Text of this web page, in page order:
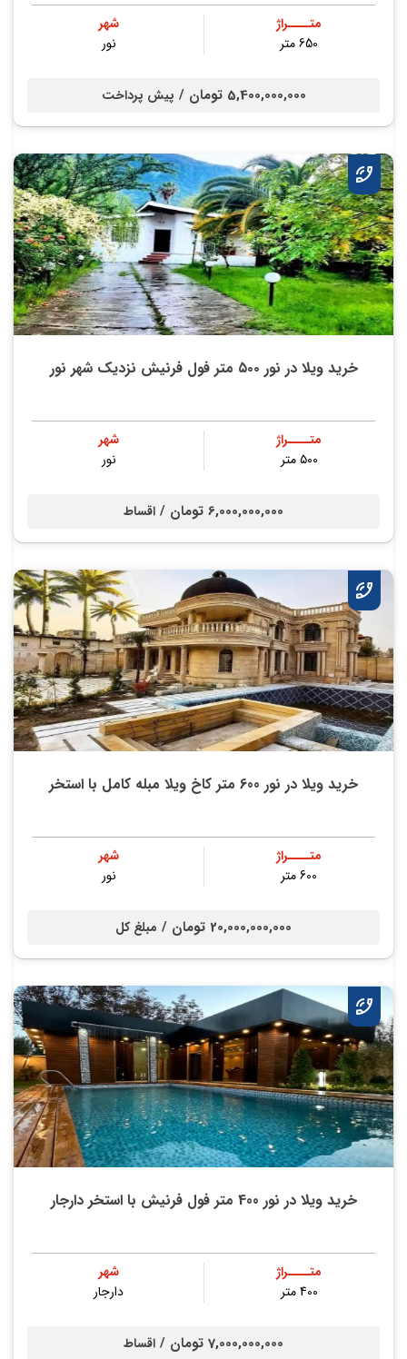
متــــراژ
650 متر
شهر
نور
5,400,000,000 تومان / پیش پرداخت
خرید ویلا در نور ۵۰۰ متر فول فرنیش نزدیک شهر نور
متــــراژ
۵۰۰ متر
شهر
نور
6,000,000,000 تومان / اقساط
خرید ویلا در نور 600 متر کاخ ویلا مبله کامل با استخر
متــــراژ
600 متر
شهر
نور
20,000,000,000 تومان / مبلغ کل
خرید ویلا در نور 400 متر فول فرنیش با استخر دارجار
متــــراژ
400 متر
شهر
دارجار
7,000,000,000 تومان / اقساط